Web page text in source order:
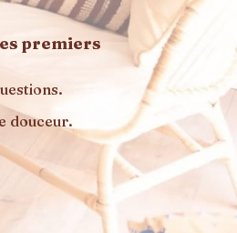
premiers
douceur.